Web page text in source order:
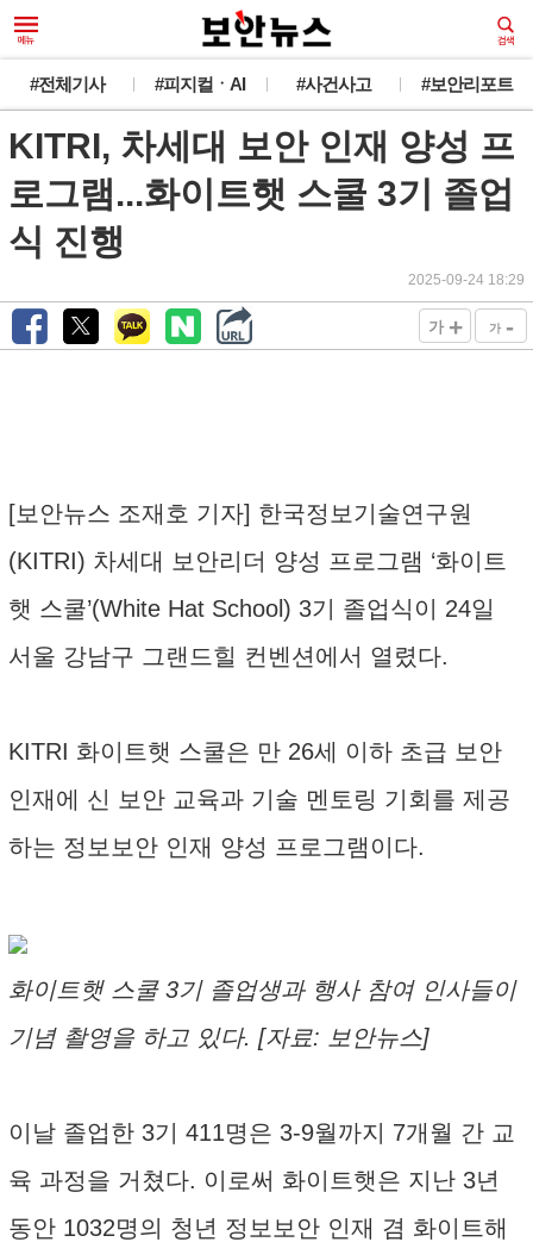
#전체기사 #피지컬ㆍAI #사건사고 #보안리포트
KITRI, 차세대 보안 인재 양성 프
로그램...화이트햇 스쿨 3기 졸업
식 진행
2025-09-24 18:29
가 + 가 -
[보안뉴스 조재호 기자] 한국정보기술연구원
(KITRI) 차세대 보안리더 양성 프로그램 ‘화이트
햇 스쿨’(White Hat School) 3기 졸업식이 24일
서울 강남구 그랜드힐 컨벤션에서 열렸다.
KITRI 화이트햇 스쿨은 만 26세 이하 초급 보안
인재에 신 보안 교육과 기술 멘토링 기회를 제공
하는 정보보안 인재 양성 프로그램이다.
화이트햇 스쿨 3기 졸업생과 행사 참여 인사들이
기념 촬영을 하고 있다. [자료: 보안뉴스]
이날 졸업한 3기 411명은 3-9월까지 7개월 간 교
육 과정을 거쳤다. 이로써 화이트햇은 지난 3년
동안 1032명의 청년 정보보안 인재 겸 화이트해